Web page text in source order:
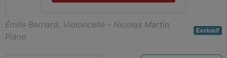
Émile Bernard, Violoncelle - Nicolas Martin,
Piano
Exclusif